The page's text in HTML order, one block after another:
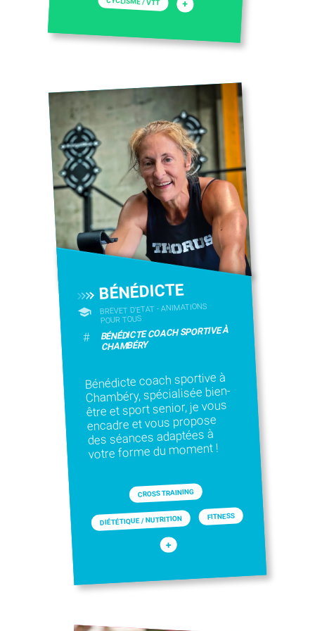
+
BÉNÉDICTE
BREVET D'ETAT - ANIMATIONS
POUR TOUS
# BÉNÉDICTE COACH SPORTIVE À
CHAMBÉRY
Bénédicte coach sportive à
Chambéry, spécialisée bien-
être et sport senior, je vous
encadre et vous propose
des séances adaptées à
votre forme du moment !
CROSS TRAINING
DIÉTÉTIQUE / NUTRITION FITNESS
+